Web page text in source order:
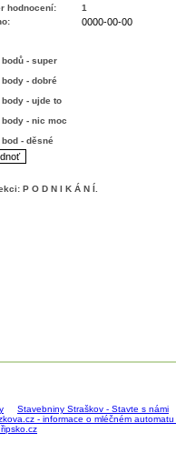
hodnocení:
1
0000-00-00
bodů - super
body - dobré
body - ujde to
body - nic moc
bod - děsné
P O D N I K Á N Í
Stavebniny Straškov - Stavte s námi
- informace o mléčném